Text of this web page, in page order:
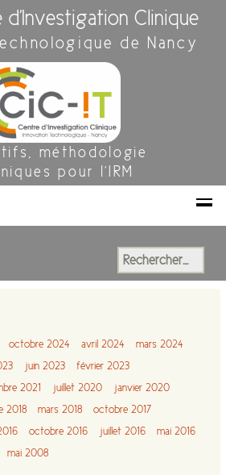
d'Investigation Clinique
de Nancy
méthodologie
pour l'IRM
Rechercher :
octobre 2024 avril 2024
mars 2024
juin 2023
février 2023
2021 juillet 2020
janvier 2020
2018 mars 2018
octobre 2017
octobre 2016 juillet 2016
mai 2016
mai 2008